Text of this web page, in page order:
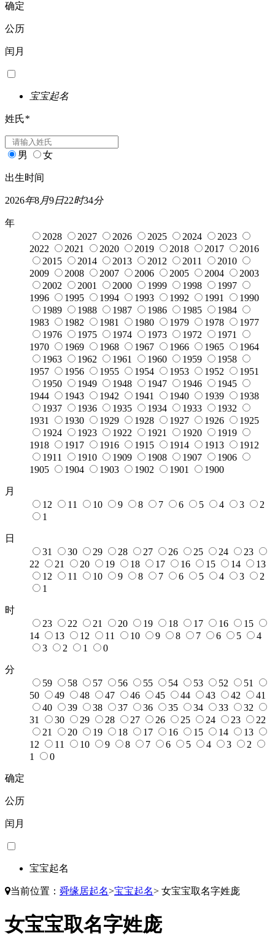
确定
公历
闰月
宝宝起名
姓氏*
男 女
出生时间
2026年8月9日22时34分
年
2028
2027 2026 2025 2024
2023
2022
2021 2020 2019 2018 2017
2016
2015
2014 2013 2012 2011
2010
2009
2008 2007 2006 2005 2004
2003
2002
2001 2000 1999 1998
1997
1996
1995 1994 1993 1992 1991
1990
1989
1988 1987 1986 1985
1984
1983
1982 1981 1980 1979 1978
1977
1976
1975 1974 1973 1972
1971
1970
1969 1968 1967 1966 1965
1964
1963
1962 1961 1960 1959
1958
1957
1956 1955 1954 1953 1952
1951
1950
1949 1948 1947 1946
1945
1944
1943 1942 1941 1940 1939
1938
1937
1936 1935 1934 1933
1932
1931
1930 1929 1928 1927 1926
1925
1924
1923 1922 1921 1920
1919
1918
1917 1916 1915 1914 1913
1912
1911
1910 1909 1908 1907
1906
1905
1904 1903 1902 1901 1900
月
12
11 10 9 8 7 6 5 4 3
2
1
日
31
30 29 28 27 26 25 24
23
22
21 20 19 18 17 16 15 14
13
12
11 10 9 8 7 6 5 4 3
2
1
时
23
22 21 20 19 18 17 16
15
14
13 12 11 10 9 8 7 6 5
4
3
2 1 0
分
59
58 57 56 55 54 53 52
51
50
49 48 47 46 45 44 43 42
41
40
39 38 37 36 35 34 33
32
31
30 29 28 27 26 25 24 23
22
21
20 19 18 17 16 15 14
13
12
11 10 9 8 7 6 5 4 3
2
1
0
确定
公历
闰月
宝宝起名
当前位置： 舜缘居起名>宝宝起名> 女宝宝取名字姓庞
女宝宝取名字姓庞